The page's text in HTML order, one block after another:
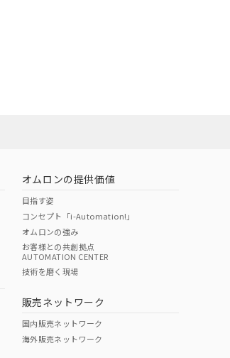
O
オムロンの提供価値
目指す姿
コンセプト「i-Automation!」
オムロンの強み
お客様との共創拠点
AUTOMATION CENTER
技術を磨く現場
販売ネットワーク
国内販売ネットワーク
海外販売ネットワーク